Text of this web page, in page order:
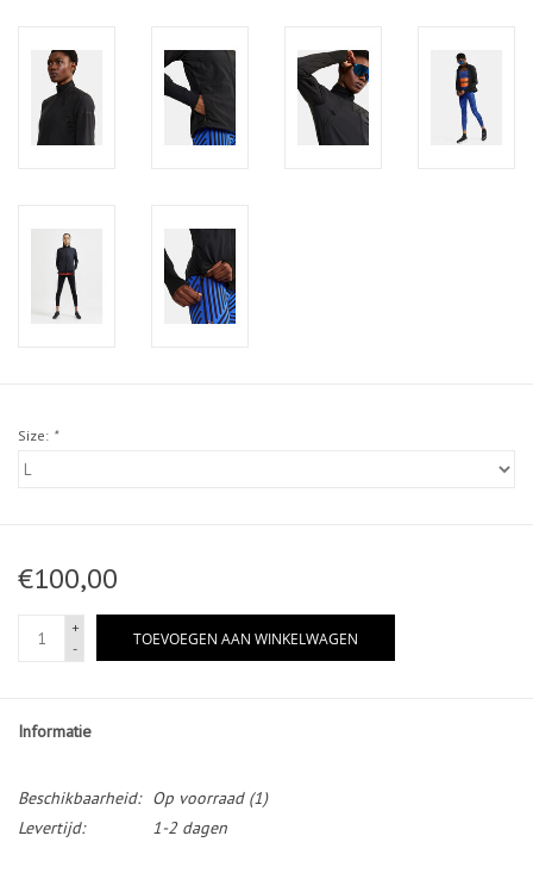
Size: *
€100,00
+
-
TOEVOEGEN AAN WINKELWAGEN
Informatie
Beschikbaarheid: Op voorraad(1)
Levertijd:
1-2 dagen